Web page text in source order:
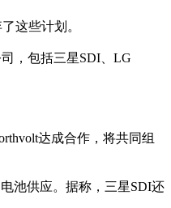
这些计划。
，包括三星SDI、LG
达成合作，将共同组
池供应。据称，三星SDI还